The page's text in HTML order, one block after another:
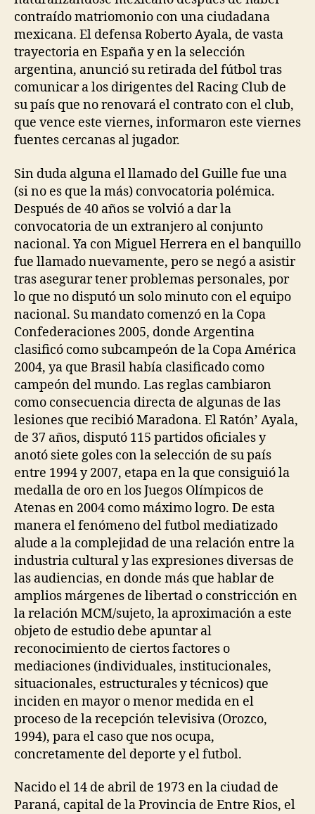
contraído matriomonio con una ciudadana
mexicana. El defensa Roberto Ayala, de vasta
trayectoria en España y en la selección
argentina, anunció su retirada del fútbol tras
comunicar a los dirigentes del Racing Club de
su país que no renovará el contrato con el club,
que vence este viernes, informaron este viernes
fuentes cercanas al jugador.
Sin duda alguna el llamado del Guille fue una
(si no es que la más) convocatoria polémica.
Después de 40 años se volvió a dar la
convocatoria de un extranjero al conjunto
nacional. Ya con Miguel Herrera en el banquillo
fue llamado nuevamente, pero se negó a asistir
tras asegurar tener problemas personales, por
lo que no disputó un solo minuto con el equipo
nacional. Su mandato comenzó en la Copa
Confederaciones 2005, donde Argentina
clasificó como subcampeón de la Copa América
2004, ya que Brasil había clasificado como
campeón del mundo. Las reglas cambiaron
como consecuencia directa de algunas de las
lesiones que recibió Maradona. El Ratón’ Ayala,
de 37 años, disputó 115 partidos oficiales y
anotó siete goles con la selección de su país
entre 1994 y 2007, etapa en la que consiguió la
medalla de oro en los Juegos Olímpicos de
Atenas en 2004 como máximo logro. De esta
manera el fenómeno del futbol mediatizado
alude a la complejidad de una relación entre la
industria cultural y las expresiones diversas de
las audiencias, en donde más que hablar de
amplios márgenes de libertad o constricción en
la relación MCM/sujeto, la aproximación a este
objeto de estudio debe apuntar al
reconocimiento de ciertos factores o
mediaciones (individuales, institucionales,
situacionales, estructurales y técnicos) que
inciden en mayor o menor medida en el
proceso de la recepción televisiva (Orozco,
1994), para el caso que nos ocupa,
concretamente del deporte y el futbol.
Nacido el 14 de abril de 1973 en la ciudad de
Paraná, capital de la Provincia de Entre Rios, el